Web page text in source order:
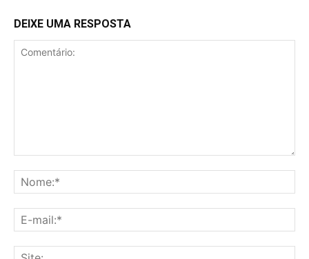
DEIXE UMA RESPOSTA